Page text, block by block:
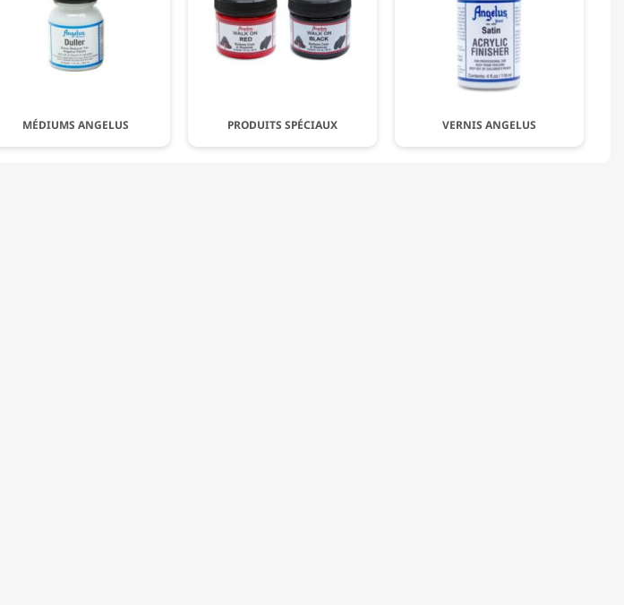
MÉDIUMS ANGELUS PRODUITS SPÉCIAUX VERNIS ANGELUS